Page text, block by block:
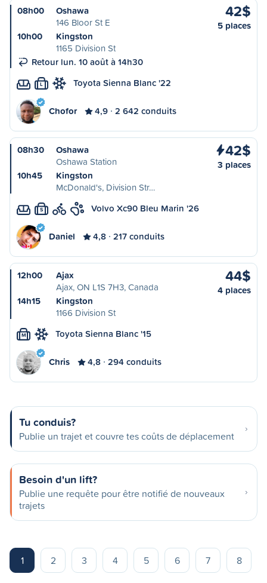
08h00
Oshawa
146 Bloor St E
10h00
Kingston
1165 Division St
Retour lun. 10 août à 14h30
42$
5 places
L Toyota Sienna Blanc '22
Chofor 4,9 2 642 conduits
08h30
Oshawa
Oshawa Station
10h45
Kingston
McDonald's, Division Str…
42$
3 places
S Volvo Xc90 Bleu Marin '26
Daniel 4,8 217 conduits
12h00
Ajax
Ajax, ON L1S 7H3, Canada
14h15
Kingston
1166 Division St
44$
4 places
M Toyota Sienna Blanc '15
Chris 4,8 294 conduits
Tu conduis?
Publie un trajet et couvre tes coûts de déplacement
Besoin d'un lift?
Publie une requête pour être notifié de nouveaux
trajets
1 2 3 4 5 6 7 8